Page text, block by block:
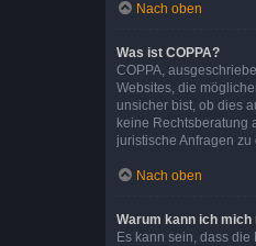
Nach oben
Was ist COPPA?
COPPA,
Websites, die
unsicher bist, ob dies
keine Rechtsberatung
juristische Anfragen
Nach oben
Warum kann ich
Es kann sein, dass